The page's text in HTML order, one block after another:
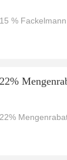
15 %
22%
22%